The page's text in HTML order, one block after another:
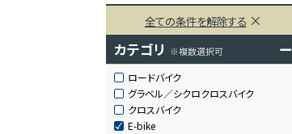
全ての条件を解除する
カテゴリ ※複数選択可 ー
ロードバイク
グラベル／シクロクロスバイク
クロスバイク
E-bike